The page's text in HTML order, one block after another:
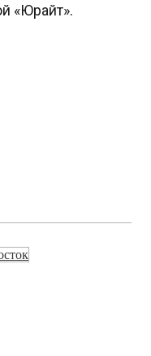
«Юрайт».